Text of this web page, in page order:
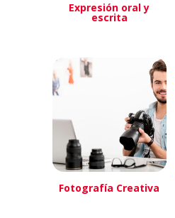
Expresión oral y
escrita
Fotografía Creativa